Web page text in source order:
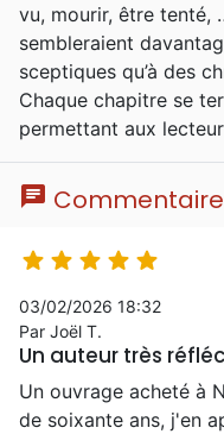
vu, mourir, être tenté,
sembleraient
sceptiques qu’à des
Chaque chapitre se
permettant aux
chat
    
03/02/2026 18:32
Par Joël T.
Un auteur très
Un ouvrage acheté à
de soixante ans, j'en